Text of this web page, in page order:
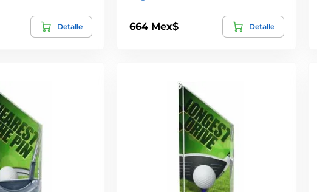
Detalle 664 Mex$ Detalle